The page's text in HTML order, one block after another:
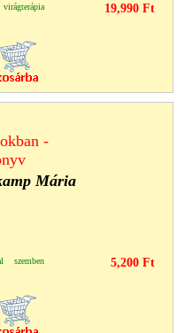
19,990 Ft
-
Mária
szemben
5,200 Ft